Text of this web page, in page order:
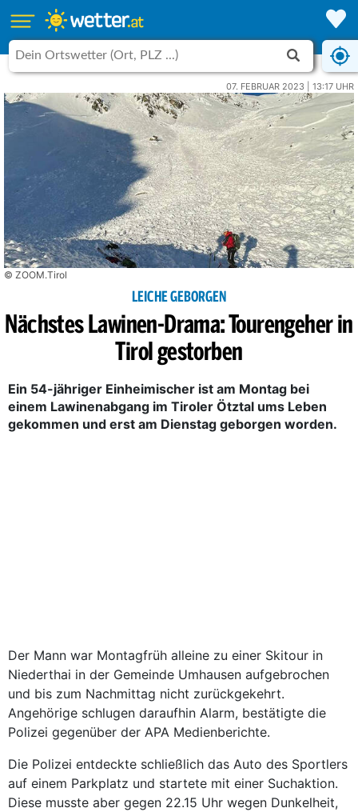
07. FEBRUAR 2023 | 13:17 UHR
© ZOOM.Tirol
LEICHE GEBORGEN
Nächstes Lawinen-Drama: Tourengeher in
Tirol gestorben
Ein 54-jähriger Einheimischer ist am Montag bei
einem Lawinenabgang im Tiroler Ötztal ums Leben
gekommen und erst am Dienstag geborgen worden.
Der Mann war Montagfrüh alleine zu einer Skitour in
Niederthai in der Gemeinde Umhausen aufgebrochen
und bis zum Nachmittag nicht zurückgekehrt.
Angehörige schlugen daraufhin Alarm, bestätigte die
Polizei gegenüber der APA Medienberichte.
Die Polizei entdeckte schließlich das Auto des Sportlers
auf einem Parkplatz und startete mit einer Suchaktion.
Diese musste aber gegen 22.15 Uhr wegen Dunkelheit,